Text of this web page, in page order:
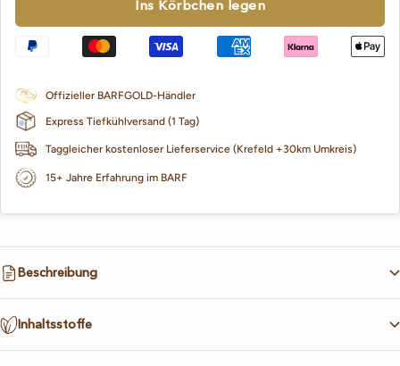
Ins Körbchen legen
Offizieller BARFGOLD-Händler
Express Tiefkühlversand (1 Tag)
Taggleicher kostenloser Lieferservice (Krefeld +30km Umkreis)
15+ Jahre Erfahrung im BARF
Beschreibung
Inhaltsstoffe